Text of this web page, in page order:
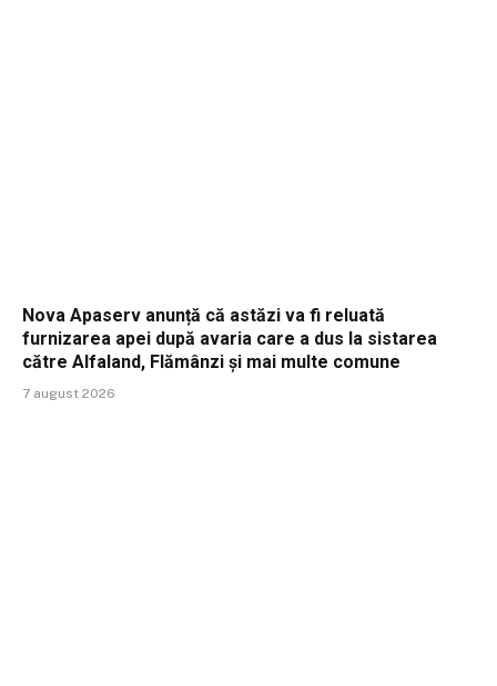
Nova Apaserv anunță că astăzi va fi reluată
furnizarea apei după avaria care a dus la sistarea
către Alfaland, Flămânzi și mai multe comune
7 august 2026